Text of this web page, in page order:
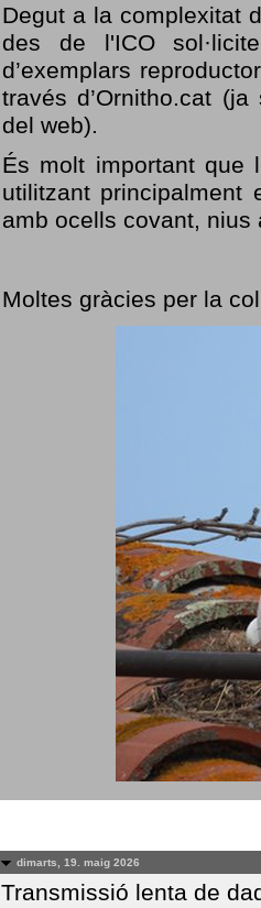
Degut a la complexitat
des de l'ICO
d’exemplars
través d’Ornitho.cat
del web).
És molt important que
utilitzant
amb ocells covant,
Moltes gràcies per la
dimarts, 19. maig 2026
Transmissió lenta de